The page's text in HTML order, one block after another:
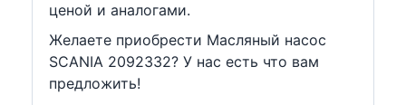
ценой и аналогами.
Желаете приобрести Масляный насос
SCANIA 2092332? У нас есть что вам
предложить!